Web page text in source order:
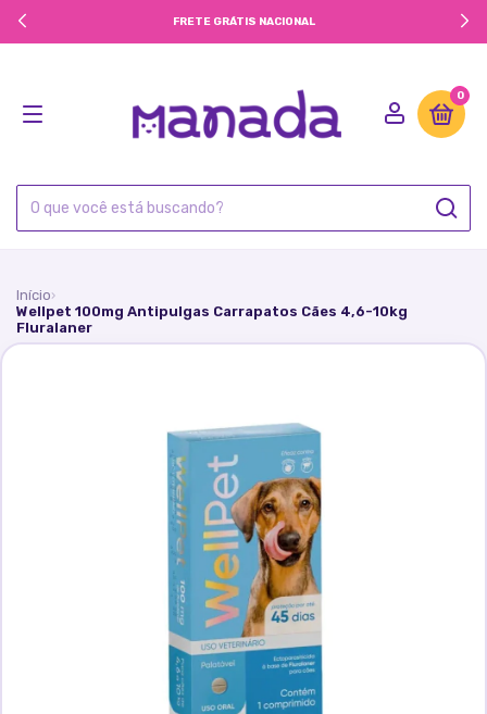
3% OFF NA PRIMEIRA COMPRA | CUPOM: BEMVINDO3
0
Início›
Wellpet 100mg Antipulgas Carrapatos Cães 4,6-10kg
Fluralaner